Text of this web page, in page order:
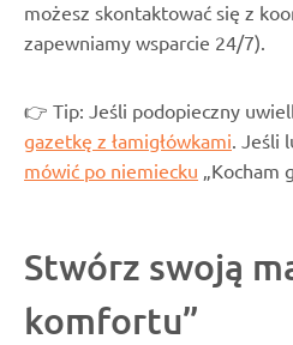
możesz skontaktować się z
zapewniamy wsparcie 24/7).
👉 Tip: Jeśli podopieczny
gazetkę z łamigłówkami. Jeśli
mówić po niemiecku „Kocham
Stwórz swoją
komfortu”